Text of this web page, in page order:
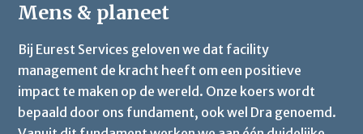
Mens & planeet
Bij Eurest Services geloven we dat facility
management de kracht heeft om een positieve
impact te maken op de wereld. Onze koers wordt
bepaald door ons fundament, ook wel Dra genoemd.